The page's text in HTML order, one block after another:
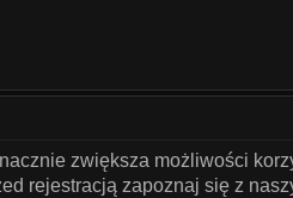
zwiększa możliwości
rejestracją zapoznaj się z